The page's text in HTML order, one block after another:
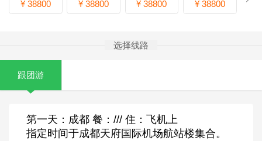
¥ 38800
¥ 38800
¥ 38800
¥ 38800
选择线路
跟团游
第一天：成都 餐：/// 住：飞机上
指定时间于成都天府国际机场航站楼集合。